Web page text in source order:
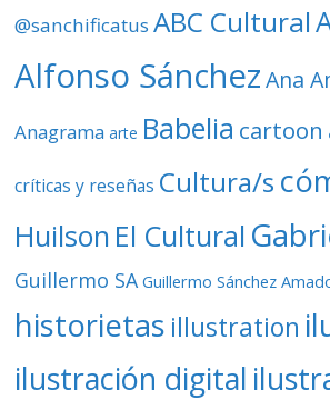
e
@sanchificatus ABC Cultural
Alfonso Sánchez Ana
Anagrama arte Babelia cartoon
críticas y reseñas Cultura/s
Huilson El Cultural
Guillermo SA Guillermo Sánchez
historietas illustration
ilustración digital